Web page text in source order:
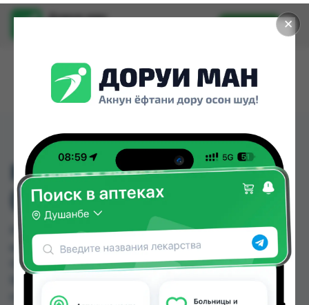
✕
Доруи ман
Установить
FEMIBION 1
(ФЕМИБИОН) №28 ТАБ
FEMIBION 1 (ФЕМИБИОН) №28 ТАБ можно
купить или заказать в аптеках, Дорухона
Олмони №1, Дорухона Олмони №2 по цене от
городах Таджикистана